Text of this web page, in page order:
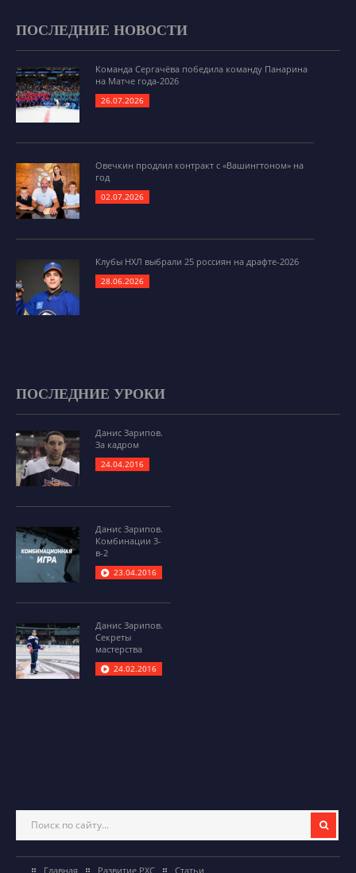
ПОСЛЕДНИЕ НОВОСТИ
Команда Сергачёва победила команду Панарина
на Матче года-2026
26.07.2026
Овечкин продлил контракт с «Вашингтоном» на
год
02.07.2026
Клубы НХЛ выбрали 25 россиян на драфте-2026
28.06.2026
ПОСЛЕДНИЕ УРОКИ
Данис Зарипов.
За кадром
24.04.2016
Данис Зарипов.
Комбинации 3-
в-2
23.04.2016
Данис Зарипов.
Секреты
мастерства
24.02.2016
Главная Развитие РХС Статьи